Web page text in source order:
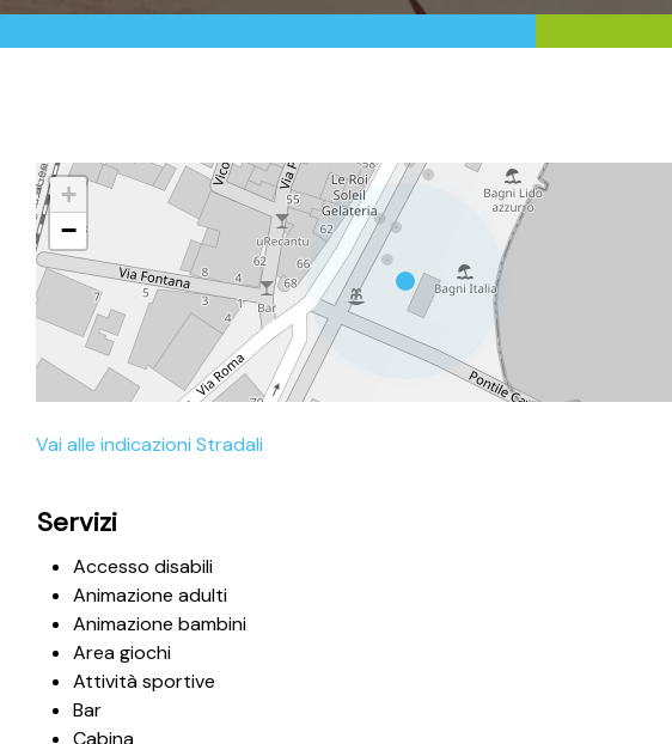
+
−
Vai alle indicazioni Stradali
Servizi
Accesso disabili
Animazione adulti
Animazione bambini
Area giochi
Attività sportive
Bar
Cabina